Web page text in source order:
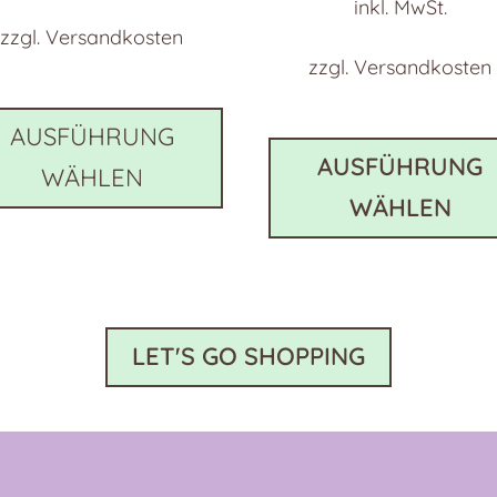
zzgl.Versandkosten
AUSFÜHRUNG
WÄHLEN
Varianten
können
auf
der
inkl. MwSt.
zzgl.Versandkosten
AUSFÜHRUNG
WÄHLEN
LET'S GO SHOPPING